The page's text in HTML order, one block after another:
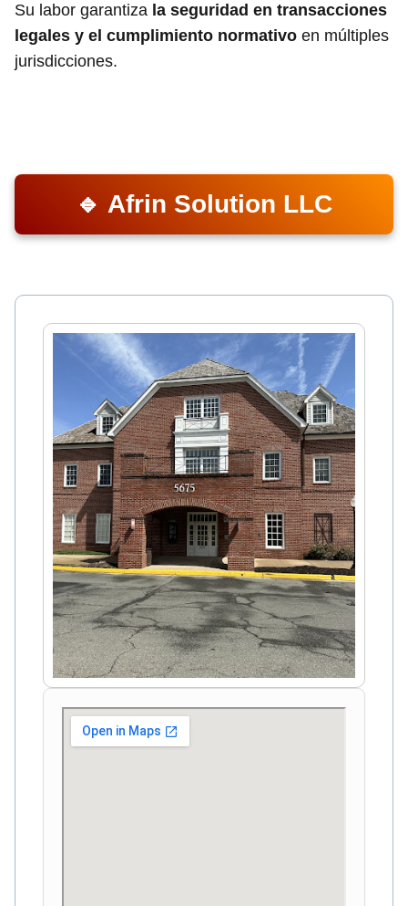
Su labor garantiza la seguridad en transacciones
legales y el cumplimiento normativo en múltiples
jurisdicciones.
🔹 Afrin Solution LLC